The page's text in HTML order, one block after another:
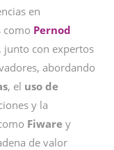
en
como Pernod
, junto con expertos
abordando
, el uso de
y la
Fiware y
de valor